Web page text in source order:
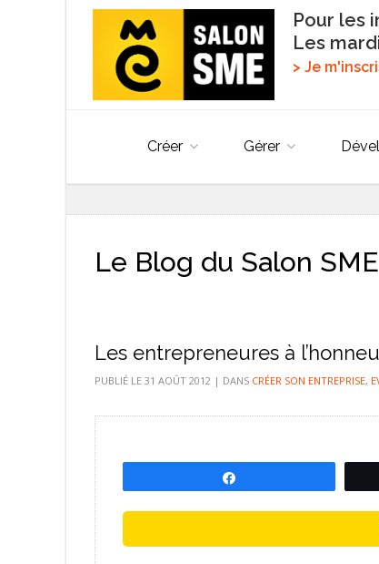
Pour les
Les
> Je
Créer Gérer
Le Blog du Salon
Les entrepreneures à
PUBLIÉ LE 31 AOÛT 2012 | DANS CRÉER SON ENTREPRISE,